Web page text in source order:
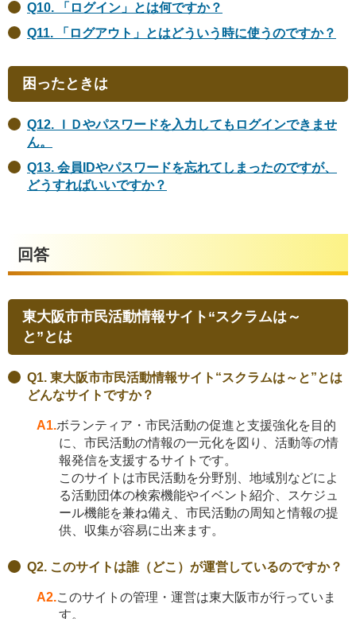
Q10. 「ログイン」とは何ですか？
Q11. 「ログアウト」とはどういう時に使うのですか？
困ったときは
Q12. ＩＤやパスワードを入力してもログインできませ
ん。
Q13. 会員IDやパスワードを忘れてしまったのですが、
どうすればいいですか？
回答
東大阪市市民活動情報サイト“スクラムは～
と”とは
Q1. 東大阪市市民活動情報サイト“スクラムは～と”とは
どんなサイトですか？
A1.ボランティア・市民活動の促進と支援強化を目的
に、市民活動の情報の一元化を図り、活動等の情
報発信を支援するサイトです。
このサイトは市民活動を分野別、地域別などによ
る活動団体の検索機能やイベント紹介、スケジュ
ール機能を兼ね備え、市民活動の周知と情報の提
供、収集が容易に出来ます。
Q2. このサイトは誰（どこ）が運営しているのですか？
A2.このサイトの管理・運営は東大阪市が行っていま
す。